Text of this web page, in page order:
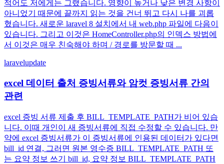
적어도 저에게는 그랬습니다. 영향이 높거나 낮은 변경 사항이
아니었기 때문에 끝까지 읽는 것을 건너 뛰고 다시 나를 괴롭
혔습니다. 새로운 laravel 8 설치에서 내 web.php 파일에 다음이
있습니다. 그리고 이것은 HomeController.php의 인덱스 방법에
서 이것은 매우 친숙해야 하며 / 경로를 방문할 때 ...
laravelupdate
excel 데이터 출처 증빙서류와 암컷 증빙서류 간의
관련
excel 증빙 서류 제출 후 BILL_TEMPLATE_PATH가 비어 있습
니다. 이때 개인이 새 증빙서류에 직접 수정할 수 있습니다. 만
약에 excel 증빙서류가 이 증빙서류에 인용된 데이터가 있다면
bill_id 연결, 그러면 원본 영수증 BILL_TEMPLATE_PATH 또
는 요약 정보 쓰기 bill_id, 요약 정보 BILL_TEMPLATE_PATH